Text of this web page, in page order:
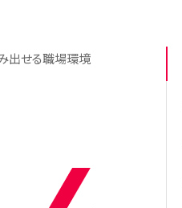
出せる職場環境